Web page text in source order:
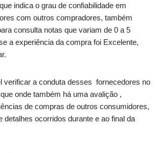
indica o grau de confiabilidade em
com outros compradores, também
consulta notas que variam de 0 a 5
a experiência da compra foi Excelente,
verificar a conduta desses fornecedores no
onde também há uma avalição ,
de compras de outros consumidores,
detalhes ocorridos durante e ao final da